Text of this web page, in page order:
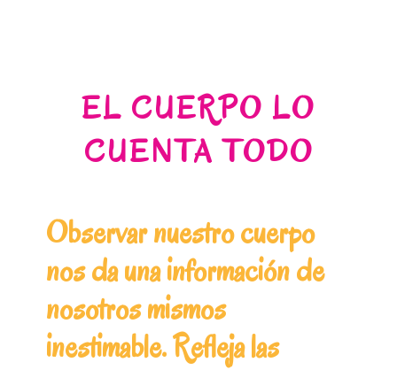
EL CUERPO LO
CUENTA TODO
Observar nuestro cuerpo
nos da una información de
nosotros mismos
inestimable. Refleja las